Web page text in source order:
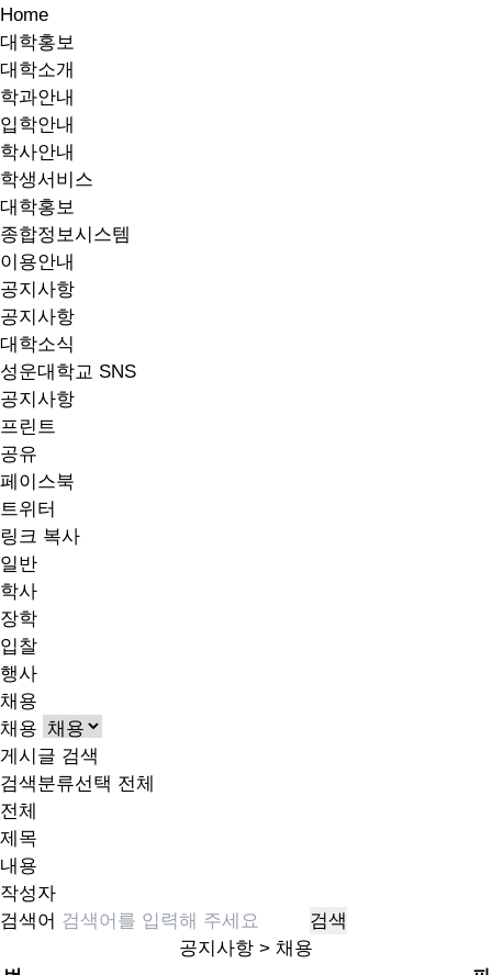
Home
대학홍보
대학소개
학과안내
입학안내
학사안내
학생서비스
대학홍보
종합정보시스템
이용안내
공지사항
공지사항
대학소식
성운대학교 SNS
공지사항
프린트
공유
페이스북
트위터
링크 복사
일반
학사
장학
입찰
행사
채용
채용
게시글 검색
검색분류선택 전체
전체
제목
내용
작성자
검색어
검색
공지사항 > 채용